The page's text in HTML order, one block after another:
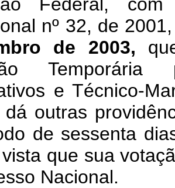
nº 32, de
de 2003,
e Técnico-
dá outras
de sessenta
que sua
Nacional.